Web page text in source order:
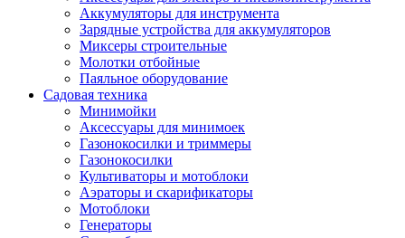
Автомобильный инструмент
Автохимия
Аккумуляторы, зарядные устройства,
Домкраты
Компрессоры и манометры
Разветвители и адаптеры прикуривателя
Термохолодильники
Шумоизоляция
Щетки стеклоочистителей
Прочие аксессуары для автомобилей
Велосипеды и самокаты
Электротранспорт
Радиоуправляемые модели
Аккумуляторы для инструмента
Зарядные устройства для аккумуляторов
Миксеры строительные
Молотки отбойные
Паяльное оборудование
Садовая техника
Минимойки
Аксессуары для минимоек
Газонокосилки и триммеры
Газонокосилки
Культиваторы и мотоблоки
Аэраторы и скарификаторы
Мотоблоки
Генераторы